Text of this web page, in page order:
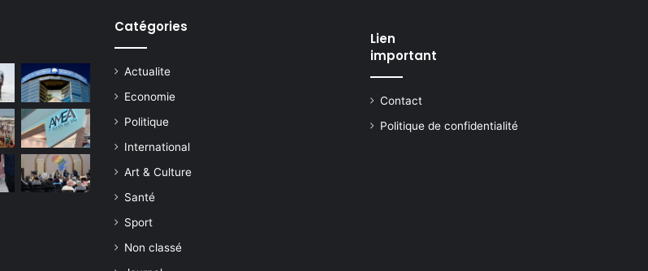
Catégories
Actualite
Economie
Politique
International
Art & Culture
Santé
Sport
Non classé
Lien
important
Contact
Politique de confidentialité